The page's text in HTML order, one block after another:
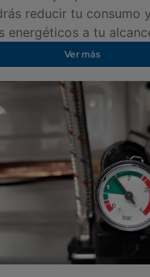
reducir tu consumo
energéticos a tu
Ver más